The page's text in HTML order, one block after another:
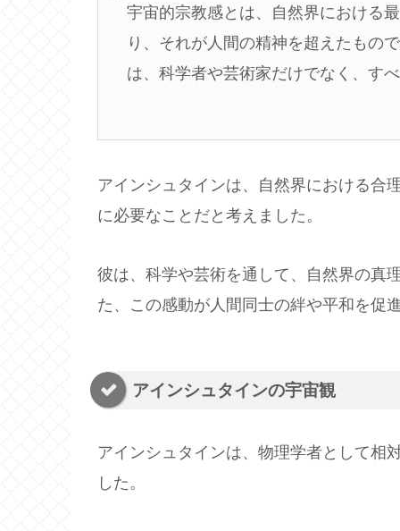
宇宙的宗教感とは、自然界における
り、それが人間の精神を超えたもの
は、科学者や芸術家だけでなく、す
アインシュタインは、自然界における合
に必要なことだと考えました。
彼は、科学や芸術を通して、自然界の真
た、この感動が人間同士の絆や平和を促
アインシュタインの宇宙観
アインシュタインは、物理学者として相
した。